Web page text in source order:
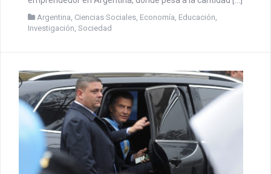
Argentina, Ciencias Sociales, Economía, Educación,
Investigación, Sociedad